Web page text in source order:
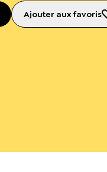
Ajouter aux favoris